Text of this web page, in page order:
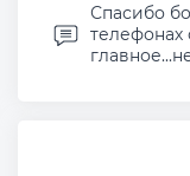
Спасибо
телефонах